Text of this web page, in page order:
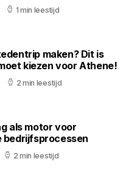
1 min leestijd
maken? Dit is
kiezen voor Athene!
2 min leestijd
als motor voor
2 min leestijd